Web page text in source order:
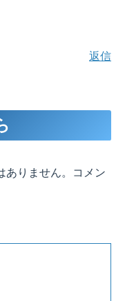
返信
ありません。コメン